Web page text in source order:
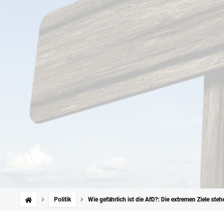
Politik Wie gefährlich ist die AfD?: Die extremen Ziele